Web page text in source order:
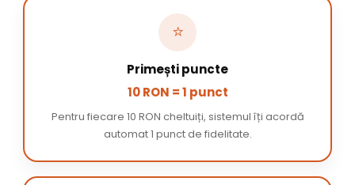
⭐
Primești puncte
10 RON = 1 punct
Pentru fiecare 10 RON cheltuiți, sistemul îți acordă
automat 1 punct de fidelitate.